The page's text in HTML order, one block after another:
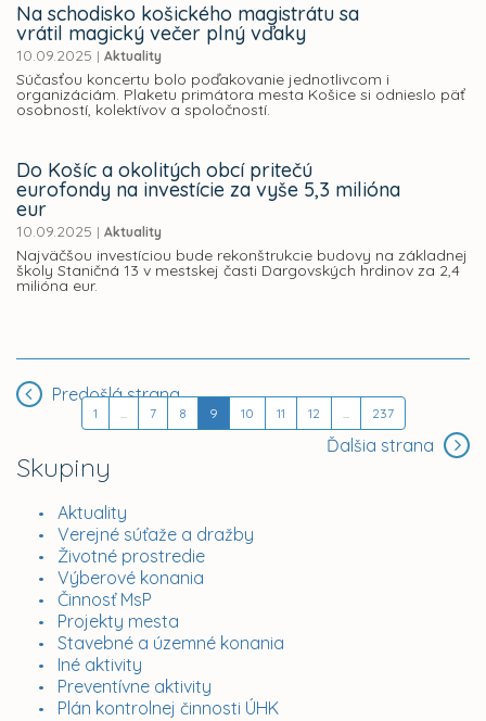
Skupiny
Aktuality
Verejné súťaže a dražby
Životné prostredie
Výberové konania
Činnosť MsP
Projekty mesta
Stavebné a územné konania
Iné aktivity
Preventívne aktivity
Plán kontrolnej činnosti ÚHK
Na schodisko košického magistrátu sa
vrátil magický večer plný vďaky
10.09.2025 | Aktuality
Súčasťou koncertu bolo poďakovanie jednotlivcom i
organizáciám. Plaketu primátora mesta Košice si odnieslo päť
osobností, kolektívov a spoločností.
Do Košíc a okolitých obcí pritečú
eurofondy na investície za vyše 5,3 milióna
eur
10.09.2025 | Aktuality
Najväčšou investíciou bude rekonštrukcie budovy na základnej
školy Staničná 13 v mestskej časti Dargovských hrdinov za 2,4
milióna eur.
Predošlá strana
1 ... 7 8 9 10 11 12 ... 237
Ďalšia strana